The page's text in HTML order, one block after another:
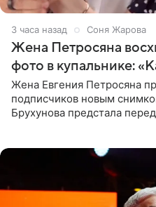
3 часа назад Соня Жарова
Жена Петросяна
фото в купальнике:
Жена Евгения Петросяна
подписчиков новым
Брухунова предстала